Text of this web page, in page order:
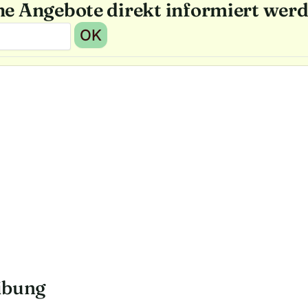
Angebote direkt informiert
OK